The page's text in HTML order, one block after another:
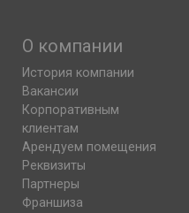
О компании
История компании
Вакансии
Корпоративным
клиентам
Арендуем помещения
Реквизиты
Партнеры
Франшиза